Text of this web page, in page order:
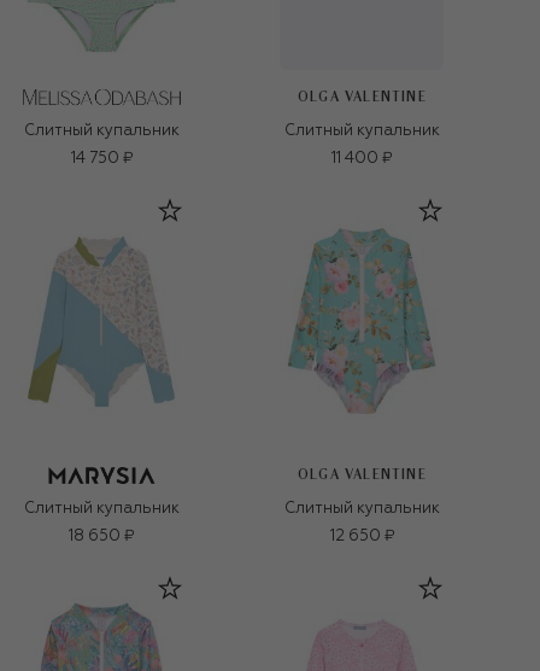
Слитный купальник
14 750 ₽
OLGA VALENTINE
Слитный купальник
11 400 ₽
Слитный купальник
18 650 ₽
OLGA VALENTINE
Слитный купальник
12 650 ₽